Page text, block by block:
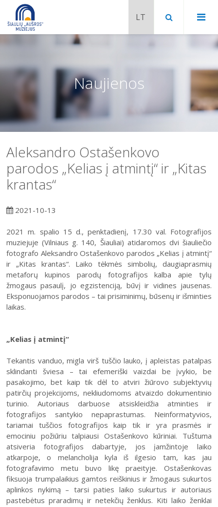
Fotografijos muziejus
Dviračių muziejus
Radijo ir televizijos muziejus
Žaliūkių malūnininko sodyba-muziejus
Poeto Jovaro namas-muziejus
Fotografijos muziejaus ekspozicija
Venclauskių namų-muziejaus ekspozicija
Chaimo Frenkelio vilos-muziejaus
Žaliūkių malūnininko sodybos-muziejaus
Dviračių muziejaus ekspozicija
Šiuo metu veikiančios parodos
Kilnojamos parodos
Virtualiosios parodos
Parodų archyvas
Virtualios galerijos
Bilietų kainos
Padalinių darbo laikas
Kainoraštis
Vaikams
SuaugusiesiemsRugpjūtis 2026
3
4 5 6 7 8
9
10
11 12 13 14 15
16
17
18 19 20 21 22
23
24
25 26 27 28 29
30
31
Naujienos
Aleksandro Ostašenkovo
parodos „Kelias į atmintį“ ir „Kitas
krantas“
2021-10-13
2021 m. spalio 15 d., penktadienį, 17.30 val. Fotografijos
muziejuje (Vilniaus g. 140, Šiauliai) atidaromos dvi šiauliečio
fotografo Aleksandro Ostašenkovo parodos „Kelias į atmintį“
ir „Kitas krantas“. Laiko tėkmės simbolių, daugiaprasmių
metaforų kupinos parodų fotografijos kalba apie tylų
žmogaus pasaulį, jo egzistenciją, būvį ir vidines jausenas.
Eksponuojamos parodos – tai prisiminimų, būsenų ir išminties
laikas.
„Kelias į atmintį“
Tekantis vanduo, migla virš tuščio lauko, į apleistas patalpas
sklindanti šviesa – tai efemeriški vaizdai be įvykio, be
pasakojimo, bet kaip tik dėl to atviri žiūrovo subjektyvių
patirčių projekcijoms, nekliudomoms atvaizdo dokumentinio
turinio. Autoriaus darbuose atsiskleidžia atminties ir
fotografijos santykio nepaprastumas. Neinformatyvios,
tariamai tuščios fotografijos kaip tik ir yra prasmės ir
emociniu požiūriu talpiausi Ostašenkovo kūriniai. Tuštuma
atsiveria fotografijos dabartyje, jos įamžintoje laiko
atkarpoje, o melancholija kyla iš ilgesio tam, kas jau
fotografavimo metu buvo likę praeityje. Ostašenkovas
fiksuoja trumpalaikius gamtos reiškinius ir žmogaus sukurtos
aplinkos nykimą – tarsi paties laiko sukurtus ir autoriaus
pastebėtus praradimų ir netekčių ženklus. Kiti laiko ženklai